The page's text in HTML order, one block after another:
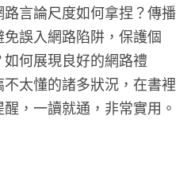
言論尺度如何拿捏？傳播
誤入網路陷阱，保護個
何展現良好的網路禮
太懂的諸多狀況，在書裡
，一讀就通，非常實用。